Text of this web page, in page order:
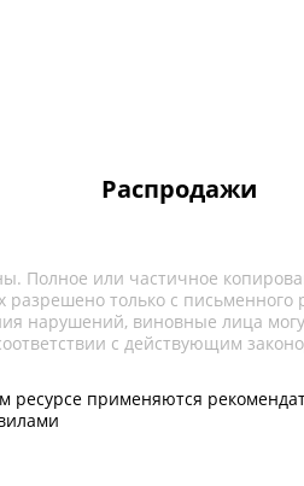
Распродажи
Полное или частичное
разрешено только с
нарушений, виновные лица
с действующим
применяются